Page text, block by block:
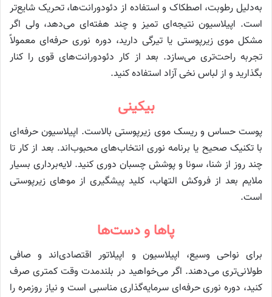
به‌دلیل رطوبت، اصطکاک و استفاده از دئودورانت‌ها، تحریک شایع‌تر
است. اپیلاسیون نتیجه‌ای تمیز و چند هفته‌ای می‌دهد، ولی اگر
مشکل موی زیرپوستی یا تیرگی دارید، دوره نوری حرفه‌ای معمولاً
تجربه راحت‌تری می‌سازد. بعد از کار دئودورانت‌های قوی را کنار
بگذارید و از لباس نخی آزاد استفاده کنید.
بیکینی
پوست حساس و ریسک موی زیرپوستی بالاست. اپیلاسیون حرفه‌ای
با تکنیک صحیح یا برنامه نوری انتخاب‌های محبوب‌اند. بعد از کار تا
چند روز از شنا، سونا و پوشش چسبان دوری کنید. لایه‌برداری بسیار
ملایم بعد از فروکش التهاب، کلید پیشگیری از موهای زیرپوستی
است.
پاها و دست‌ها
برای نواحی وسیع، اپیلاسیون و اپیلاتور اقتصادی‌اند و صافی
طولانی‌تری می‌دهند. اگر می‌خواهید در بلندمدت وقت کمتری صرف
کنید، دوره نوری حرفه‌ای سرمایه‌گذاری مناسبی است و نیاز روزمره را